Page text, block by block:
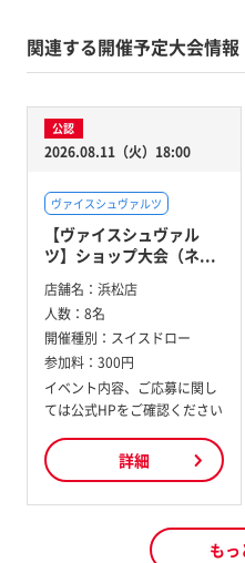
関連する開催予定大会情報
公認
2026.08.11（火）18:00
ヴァイスシュヴァルツ
【ヴァイスシュヴァル
ツ】ショップ大会（ネ...
店舗名： 浜松店
人数： 8名
開催種別： スイスドロー
参加料： 300円
イベント内容、ご応募に関し
ては公式HPをご確認ください
詳細
もっ